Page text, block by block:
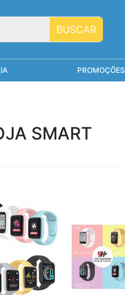
BUSCAR
PROMOÇÕES
SMART